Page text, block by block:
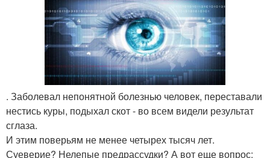
. Заболевал непонятной болезнью человек, переставали
нестись куры, подыхал скот - во всем видели результат
сглаза.
И этим поверьям не менее четырех тысяч лет.
Суеверие? Нелепые предрассудки? А вот еще вопрос: